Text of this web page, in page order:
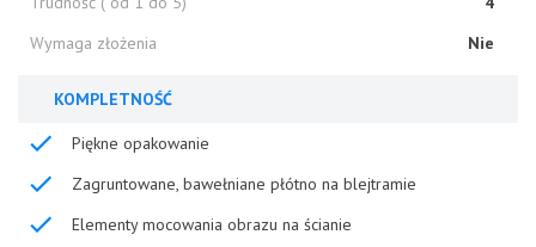
Wymaga złożenia
Nie
KOMPLETNOŚĆ
Piękne opakowanie
Zagruntowane, bawełniane płótno na blejtramie
Elementy mocowania obrazu na ścianie